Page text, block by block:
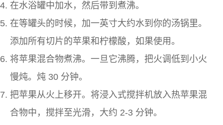
在水浴罐中加水，然后带到煮沸。
在等罐头的时候，加一英寸大约水到你的汤锅里。
添加所有切片的苹果和柠檬酸，如果使用。
将苹果混合物煮沸。一旦它沸腾，把火调低到小火
慢炖。炖 30 分钟。
把苹果从火上移开。将浸入式搅拌机放入热苹果混
合物中，搅拌至光滑，大约 2-3 分钟。